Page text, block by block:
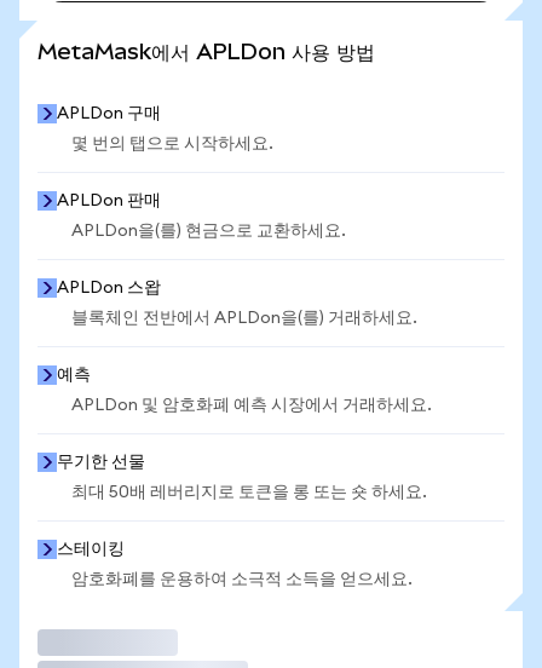
MetaMask에서 APLDon 사용 방법
APLDon 구매
몇 번의 탭으로 시작하세요.
APLDon 판매
APLDon을(를) 현금으로 교환하세요.
APLDon 스왑
블록체인 전반에서 APLDon을(를) 거래하세요.
예측
APLDon 및 암호화폐 예측 시장에서 거래하세요.
무기한 선물
최대 50배 레버리지로 토큰을 롱 또는 숏 하세요.
스테이킹
암호화폐를 운용하여 소극적 소득을 얻으세요.